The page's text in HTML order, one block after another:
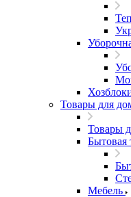
Товары для
Товары
Бытовая
Мебель